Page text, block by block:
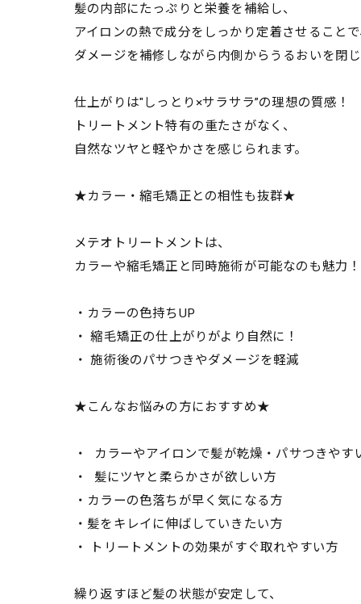
髪の内部にたっぷりと栄養を補給し、
アイロンの熱で成分をしっかり定着させること
ダメージを補修しながら内側からうるおいを閉
仕上がりは"しっとり×サラサラ”の理想の質感！
トリートメント特有の重たさがなく、
自然なツヤと軽やかさを感じられます。
★カラー・縮毛矯正との相性も抜群★
メテオトリートメントは、
カラーや縮毛矯正と同時施術が可能なのも魅力！
・カラーの色持ちUP
・ 縮毛矯正の仕上がりがより自然に！
・ 施術後のパサつきやダメージを軽減
★こんなお悩みの方におすすめ★
・ カラーやアイロンで髪が乾燥・パサつきやす
・ 髪にツヤと柔らかさが欲しい方
・カラーの色落ちが早く気になる方
・髪をキレイに伸ばしていきたい方
・ トリートメントの効果がすぐ取れやすい方
繰り返すほど髪の状態が安定して、